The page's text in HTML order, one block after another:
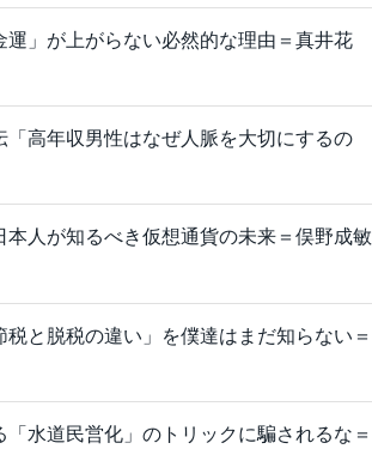
」が上がらない必然的な理由＝真井花
高年収男性はなぜ人脈を大切にするの
本人が知るべき仮想通貨の未来＝俣野成敏
と脱税の違い」を僕達はまだ知らない＝
水道民営化」のトリックに騙されるな＝